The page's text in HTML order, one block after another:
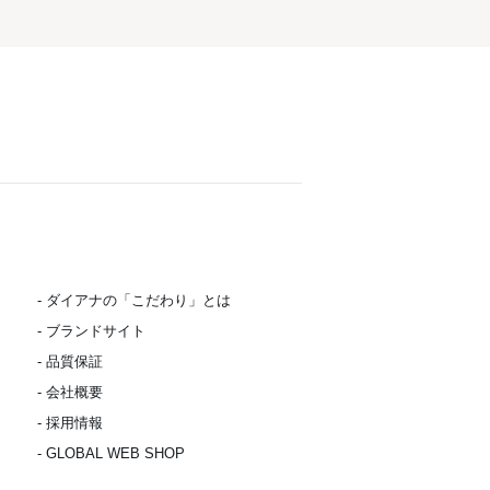
- ダイアナの「こだわり」とは
- ブランドサイト
- 品質保証
- 会社概要
- 採用情報
- GLOBAL WEB SHOP